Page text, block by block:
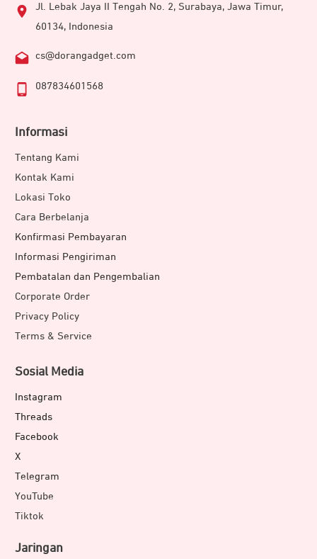
Jl. Lebak Jaya II Tengah No. 2, Surabaya, Jawa Timur,
60134, Indonesia
cs@dorangadget.com
087834601568
Informasi
Tentang Kami
Kontak Kami
Lokasi Toko
Cara Berbelanja
Konfirmasi Pembayaran
Informasi Pengiriman
Pembatalan dan Pengembalian
Corporate Order
Privacy Policy
Terms & Service
Sosial Media
Instagram
Threads
Facebook
X
Telegram
YouTube
Tiktok
Jaringan